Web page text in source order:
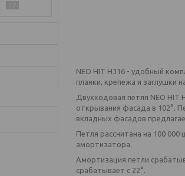
NEO HIT H316 - удобный
планки, крепежа и заглушки
Двухходовая петля NEO HIT
открывания фасада в 102°.
вкладных фасадов
Петля рассчитана на 100
амортизатора.
Амортизация петли
срабатывает с 22°.
17